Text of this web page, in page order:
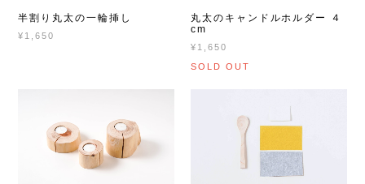
半割り丸太の一輪挿し
¥1,650
丸太のキャンドルホルダー ４
cm
¥1,650
SOLD OUT